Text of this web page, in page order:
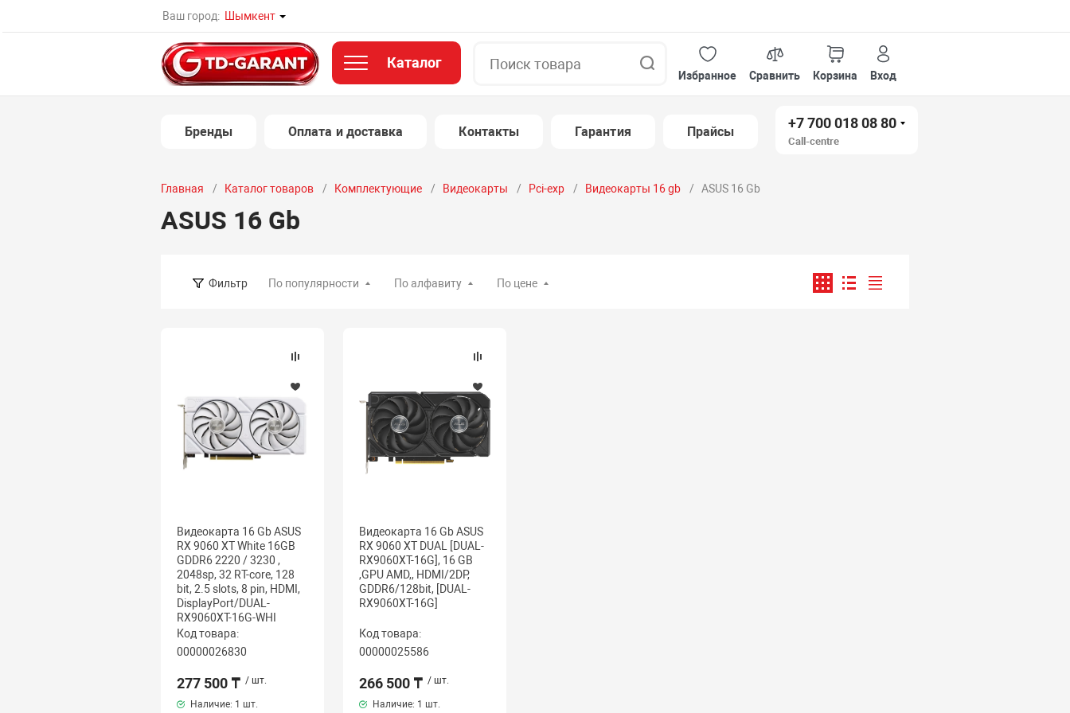
Ваш город: Шымкент
Каталог
Избранное
Сравнить Корзина Вход
Бренды Оплата и доставка Контакты Гарантия Прайсы
+7 700 018 08 80
Call-centre
Главная Каталог товаров Комплектующие Видеокарты Pci-exp Видеокарты 16 gb ASUS 16 Gb
ASUS 16 Gb
Фильтр По популярности По алфавиту По цене
Видеокарта 16 Gb ASUS
RX 9060 XT White 16GB
GDDR6 2220 / 3230 ,
2048sp, 32 RT-core, 128
bit, 2.5 slots, 8 pin, HDMI,
DisplayPort/DUAL-
RX9060XT-16G-WHI
Код товара:
00000026830
277 500 ₸ / шт.
Наличие: 1 шт.
Видеокарта 16 Gb ASUS
RX 9060 XT DUAL [DUAL-
RX9060XT-16G], 16 GB
,GPU AMD,, HDMI/2DP,
GDDR6/128bit, [DUAL-
RX9060XT-16G]
Код товара:
00000025586
266 500 ₸ / шт.
Наличие: 1 шт.